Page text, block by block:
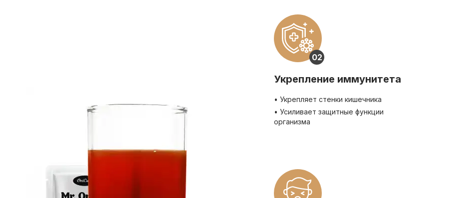
02
Укрепление иммунитета
• Укрепляет стенки кишечника
• Усиливает защитные функции
организма